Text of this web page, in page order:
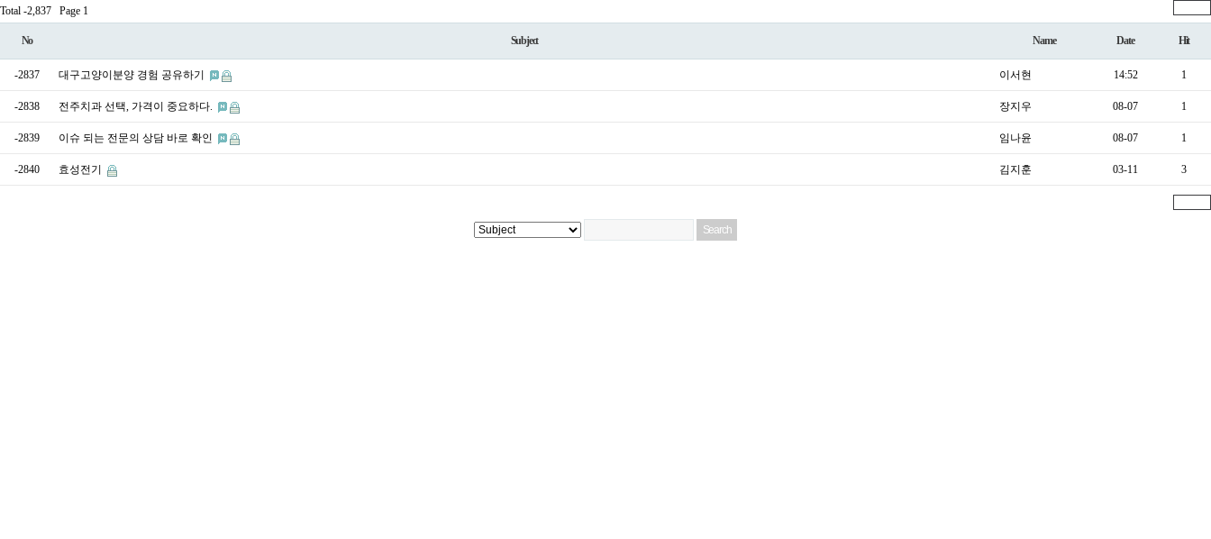
Total -2,837 Page 1
No Subject Name Date Hit
-2837 대구고양이분양 경험 공유하기 이서현 14:52 1
-2838 전주치과 선택, 가격이 중요하다. 장지우 08-07 1
-2839 이슈 되는 전문의 상담 바로 확인 임나윤 08-07 1
-2840 효성전기 김지훈 03-11 3